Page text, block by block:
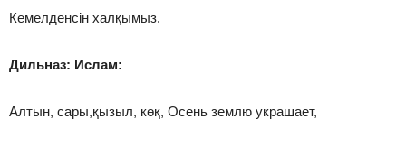
Кемелденсін халқымыз.
Дильназ: Ислам:
Алтын, сары,қызыл, көқ, Осень землю украшает,